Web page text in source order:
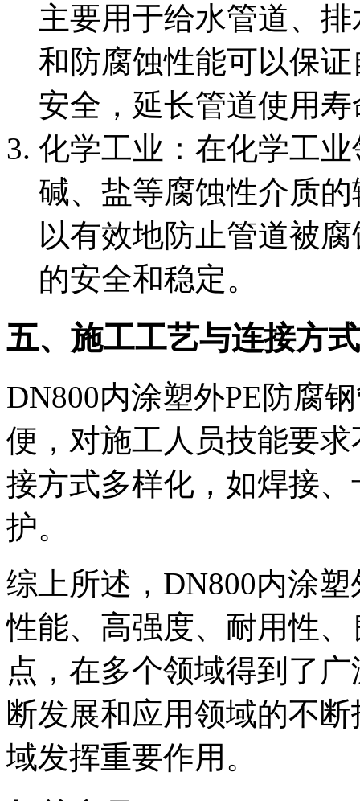
主要用于给水管道、
和防腐蚀性能可以保
安全，延长管道使用寿
化学工业‌：在化学工
碱、盐等腐蚀性介质
以有效地防止管道被
的安全和稳定。
五、施工工艺与连接方式
DN800内涂塑外PE防腐
便，对施工人员技能要
接方式多样化，如焊接
护。
综上所述，DN800内涂
性能、高强度、耐用性
点，在多个领域得到了
断发展和应用领域的不
域发挥重要作用。